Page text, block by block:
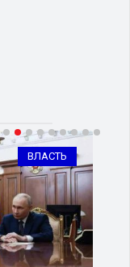
ВЛАСТЬ